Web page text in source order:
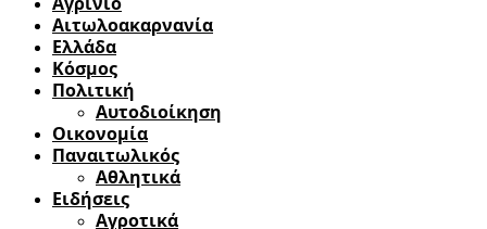
Αιτωλοακαρνανία
Ελλάδα
Κόσμος
Πολιτική
Αυτοδιοίκηση
Οικονομία
Παναιτωλικός
Αθλητικά
Ειδήσεις
Αγροτικά